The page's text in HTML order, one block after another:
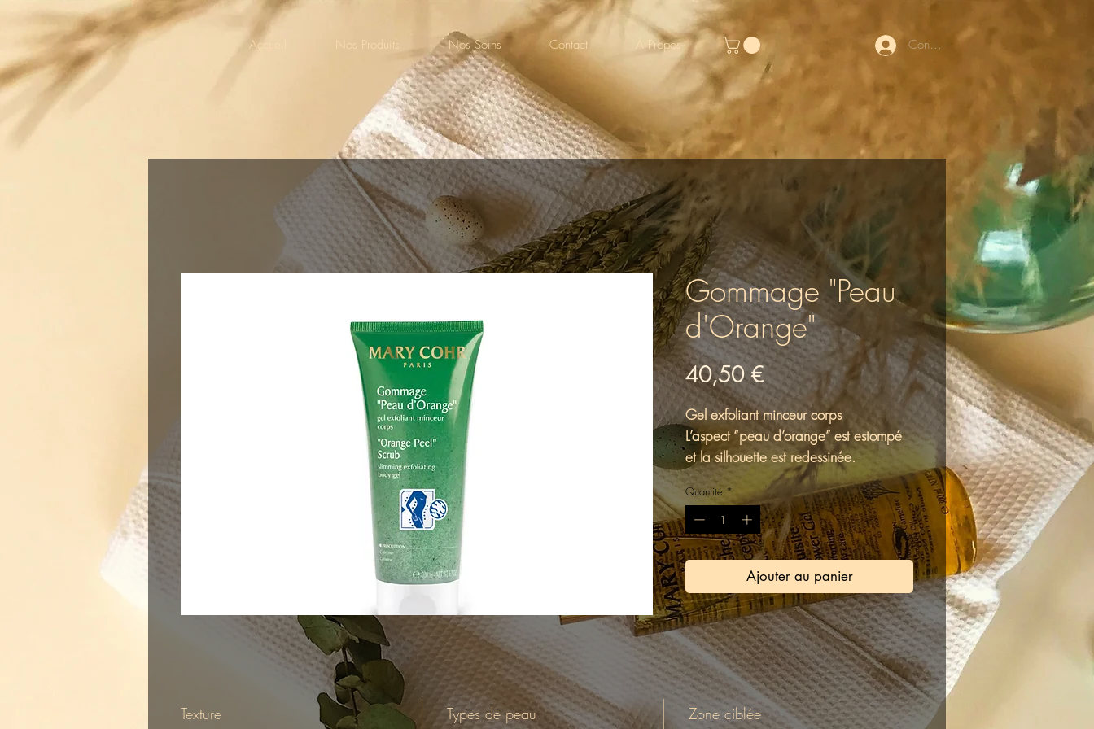
Accueil Nos Produits Nos Soins Contact À Propos Connexion
Gommage "Peau
d'Orange"
40,50 €Prix
Gel exfoliant minceur corps
L’aspect “peau d’orange” est estompé
et la silhouette est redessinée.
La peau est fraîche et tonifiée.
La peau est lissée et douce.
La peau est prête à recevoir les actifs
soin.
Quantité *
Ajouter au panier
Texture Types de peau Zone ciblée